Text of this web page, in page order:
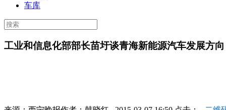
车库
工业和信息化部部长苗圩谈青海新能源汽车发展方向